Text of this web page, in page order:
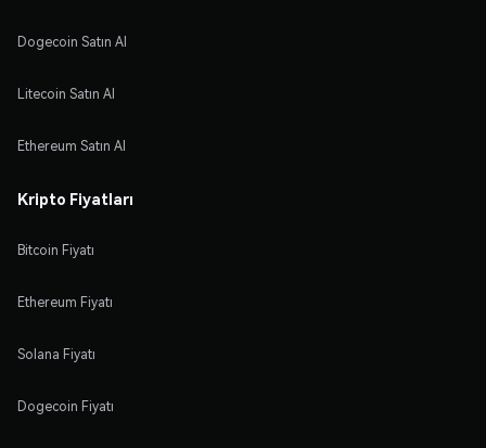
Dogecoin Satın Al
Litecoin Satın Al
Ethereum Satın Al
Kripto Fiyatları
Bitcoin Fiyatı
Ethereum Fiyatı
Solana Fiyatı
Dogecoin Fiyatı